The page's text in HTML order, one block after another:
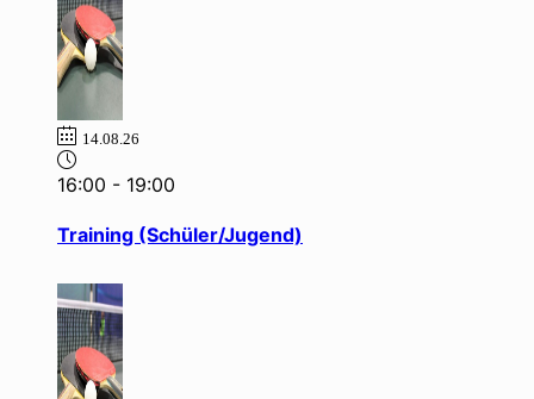
14.08.26
16:00 - 19:00
Training (Schüler/Jugend)